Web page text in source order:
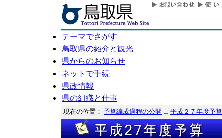
テーマでさがす
鳥取県の紹介と観光
県からのお知らせ
ネットで手続
県政情報
県の組織と仕事
現在の位置： 予算編成過程の公開 平成２７年度予算